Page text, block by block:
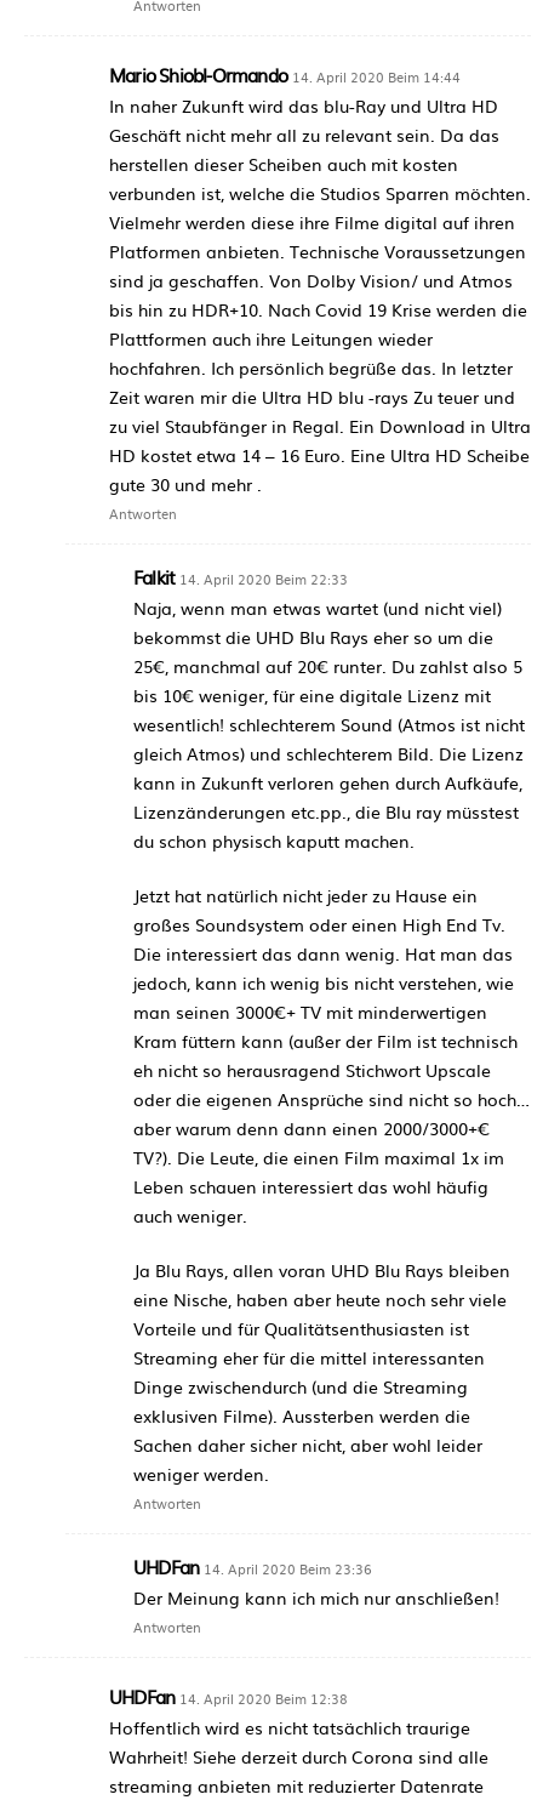
Antworten
Mario Shiobl-Ormando 14. April 2020 Beim 14:44
In naher Zukunft wird das blu-Ray und Ultra HD
Geschäft nicht mehr all zu relevant sein. Da das
herstellen dieser Scheiben auch mit kosten
verbunden ist, welche die Studios Sparren möchten.
Vielmehr werden diese ihre Filme digital auf ihren
Platformen anbieten. Technische Voraussetzungen
sind ja geschaffen. Von Dolby Vision/ und Atmos
bis hin zu HDR+10. Nach Covid 19 Krise werden die
Plattformen auch ihre Leitungen wieder
hochfahren. Ich persönlich begrüße das. In letzter
Zeit waren mir die Ultra HD blu -rays Zu teuer und
zu viel Staubfänger in Regal. Ein Download in Ultra
HD kostet etwa 14 – 16 Euro. Eine Ultra HD Scheibe
gute 30 und mehr .
Antworten
Falkit 14. April 2020 Beim 22:33
Naja, wenn man etwas wartet (und nicht viel)
bekommst die UHD Blu Rays eher so um die
25€, manchmal auf 20€ runter. Du zahlst also 5
bis 10€ weniger, für eine digitale Lizenz mit
wesentlich! schlechterem Sound (Atmos ist nicht
gleich Atmos) und schlechterem Bild. Die Lizenz
kann in Zukunft verloren gehen durch Aufkäufe,
Lizenzänderungen etc.pp., die Blu ray müsstest
du schon physisch kaputt machen.
Jetzt hat natürlich nicht jeder zu Hause ein
großes Soundsystem oder einen High End Tv.
Die interessiert das dann wenig. Hat man das
jedoch, kann ich wenig bis nicht verstehen, wie
man seinen 3000€+ TV mit minderwertigen
Kram füttern kann (außer der Film ist technisch
eh nicht so herausragend Stichwort Upscale
oder die eigenen Ansprüche sind nicht so hoch…
aber warum denn dann einen 2000/3000+€
TV?). Die Leute, die einen Film maximal 1x im
Leben schauen interessiert das wohl häufig
auch weniger.
Ja Blu Rays, allen voran UHD Blu Rays bleiben
eine Nische, haben aber heute noch sehr viele
Vorteile und für Qualitätsenthusiasten ist
Streaming eher für die mittel interessanten
Dinge zwischendurch (und die Streaming
exklusiven Filme). Aussterben werden die
Sachen daher sicher nicht, aber wohl leider
weniger werden.
Antworten
UHDFan 14. April 2020 Beim 23:36
Der Meinung kann ich mich nur anschließen!
Antworten
UHDFan 14. April 2020 Beim 12:38
Hoffentlich wird es nicht tatsächlich traurige
Wahrheit! Siehe derzeit durch Corona sind alle
streaming anbieten mit reduzierter Datenrate